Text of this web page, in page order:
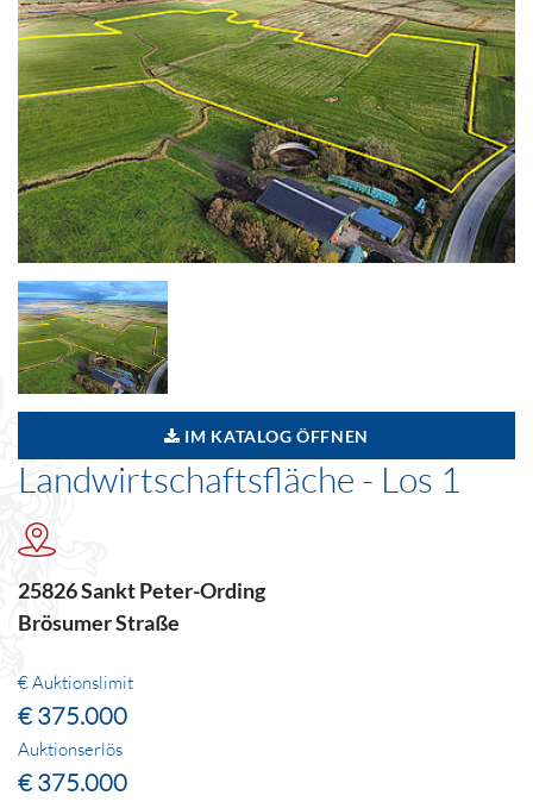
IM KATALOG ÖFFNEN
Landwirtschaftsfläche - Los 1
25826 Sankt Peter-Ording
Brösumer Straße
€ Auktionslimit
€ 375.000
Auktionserlös
€ 375.000